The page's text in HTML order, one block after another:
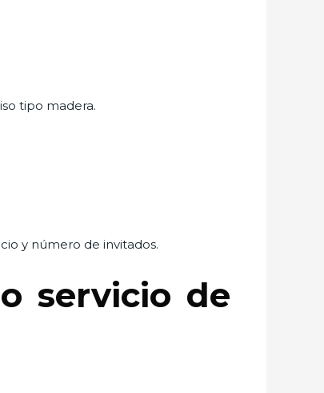
tipo madera.
y número de invitados.
servicio de